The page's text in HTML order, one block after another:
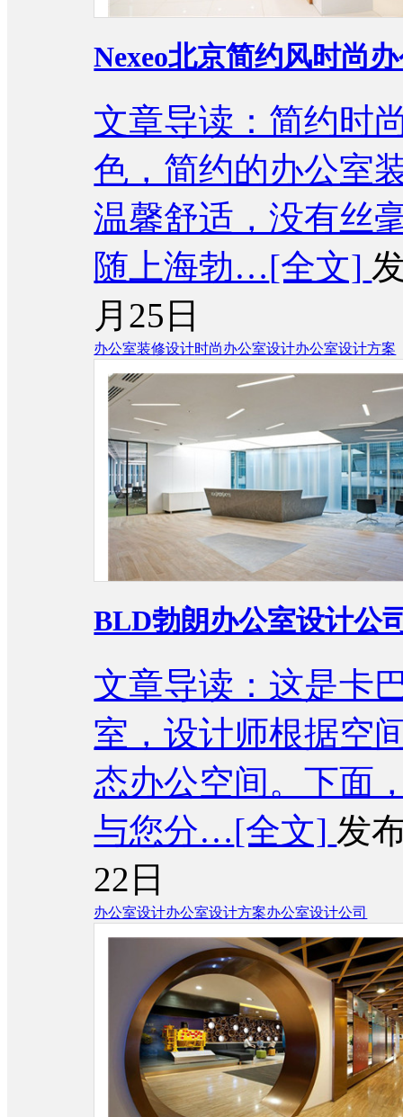
Nexeo北京简约风时尚
文章导读：简约时
色，简约的办公室
温馨舒适，没有丝
随上海勃…[全文]
月25日
办公室装修设计时尚办公室设计办公室设计方案
BLD勃朗办公室设计公
文章导读：这是卡
室，设计师根据空
态办公空间。下面
与您分…[全文] 发
22日
办公室设计办公室设计方案办公室设计公司